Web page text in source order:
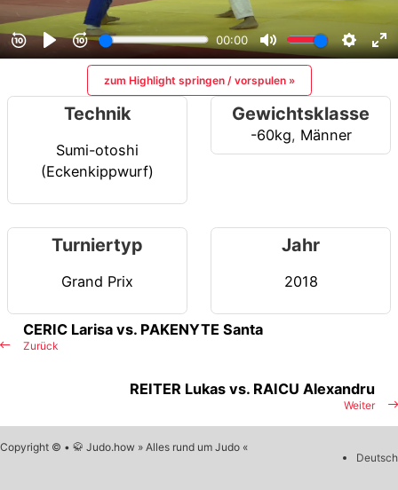
zum Highlight springen / vorspulen »
Technik
Sumi-otoshi
(Eckenkippwurf)
Gewichtsklasse
-60kg, Männer
Turniertyp
Grand Prix
Jahr
2018
Zurück
CERIC Larisa vs. PAKENYTE Santa
Weiter
REITER Lukas vs. RAICU Alexandru
Copyright © • 🥋 Judo.how » Alles rund um Judo «
Deutsch